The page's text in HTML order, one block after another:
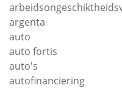
argenta
auto
auto fortis
auto's
autofinanciering